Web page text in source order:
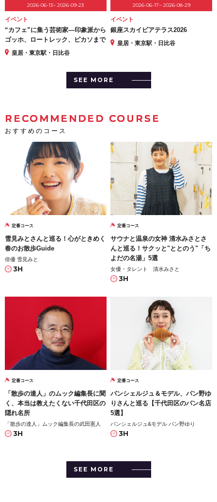
2026-06-13~ 2026-09-23
イベント
“カフェ”に集う芸術家―印象派から
ゴッホ、ロートレック、ピカソまで
皇居・東京駅・日比谷
2026-06-17~ 2026-08-29
イベント
銀座スカイビアテラス2026
皇居・東京駅・日比谷
SEE MORE
RECOMMENDED COURSE
おすすめのコース
定番コース
雪見みとさんと巡る！心がときめく
春のお散歩Guide
俳優 雪見みと
3H
定番コース
サウナと温泉の女神 清水みさとさ
んと巡る！サクッと"ととのう"「ち
よだの名湯」5選
女優・タレント 清水みさと
3H
定番コース
「散歩の達人」のムック編集長に聞
く、本当は教えたくない千代田区の
隠れ名所
「散歩の達人」ムック編集長の武田憲人
3H
定番コース
パンシェルジュ＆モデル、パン野ゆ
りさんと巡る【千代田区のパン名店
5選】
パンシェルジュ&モデル パン野ゆり
3H
SEE MORE